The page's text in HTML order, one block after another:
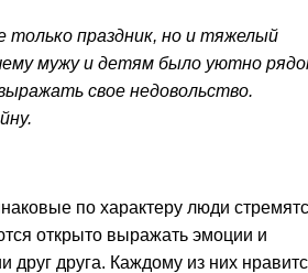
праздник, но и тяжелый
мужу и детям было уютно
свое недовольство.
по характеру люди
открыто выражать эмоции и
друг друга. Каждому из них